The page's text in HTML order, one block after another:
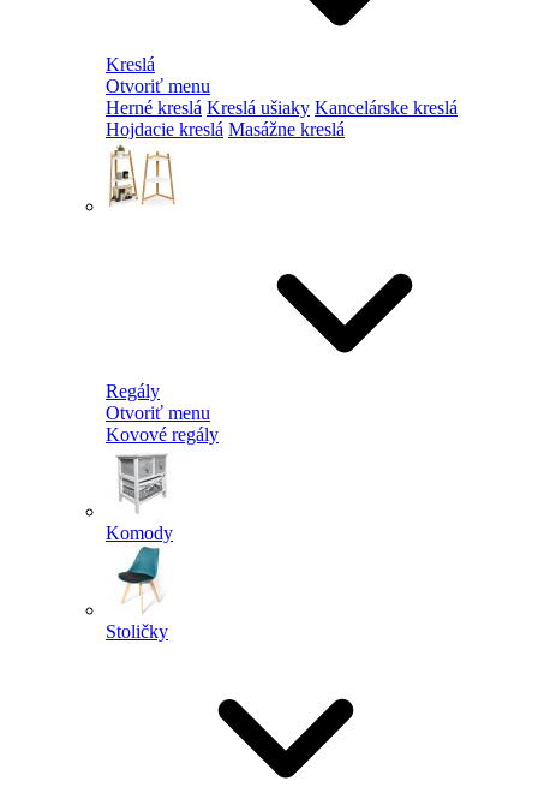
Kreslá
Otvoriť menu
Herné kreslá Kreslá ušiaky Kancelárske kreslá
Hojdacie kreslá Masážne kreslá
Regály
Otvoriť menu
Kovové regály
Komody
Stoličky